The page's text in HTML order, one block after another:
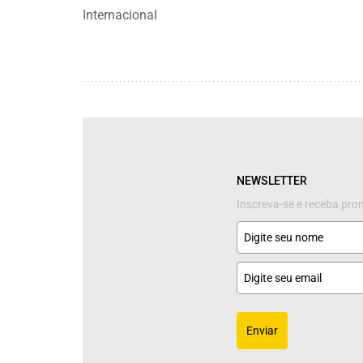
Internacional
NEWSLETTER
Inscreva-se e receba
Enviar